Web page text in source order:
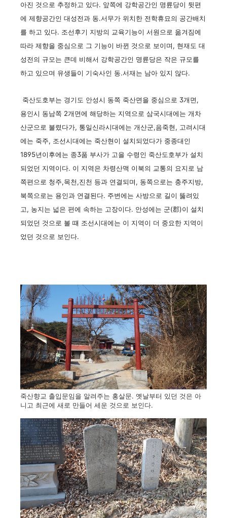
아진 것으로 추정하고 있다. 앞쪽에 강학공간인 명륜당이 뒷편
에 제향공간인 대성전과 동.서무가 위치한 전학휴묘의 공간배치
를 하고 있다. 조선후기 지방의 교육기능이 서원으로 옮겨짐에
따라 제향을 중심으로 그 기능이 바뀐 것으로 보이며, 현재도 대
성전의 규모는 큰데 비해서 강학공간인 명륜당은 작은 규모를
하고 있으며 유생들이 기숙사인 동.서재는 남아 있지 않다.
죽산도호부는 경기도 안성시 동쪽 죽산면을 중심으로 3개면,
용인시 동남쪽 2개면에 해당하는 지역으로 삼국시대에는 개차
산군으로 불렸다가, 통일신라시대에는 개산군,음죽현, 고려시대
에는 죽주, 조선시대에는 죽산현이 설치되었다가 중종대인
1895년이후에는 종3품 부사가 고을 수령인 죽산도호부가 설치
되었던 지역이다. 이 지역은 차령산맥 이북의 교통의 요지로 남
쪽편으로 청주,목천,진천 등과 연결되며, 동쪽으로는 충주지방,
북쪽으로는 용인과 연결된다. 주변에는 사방으로 길이 뚫려있
고, 농지는 넓은 편에 속하는 고장이다. 안성에는 군(郡)이 설치
되었던 것으로 볼 떄 조선시대에는 이 지역이 더 중요한 지역이
었던 것으로 보인다.
죽산향교 출입문임을 알려주는 홍살문. 옛날부터 있던 것은 아
니고 최근에 새로 만들어 세운 것으로 보인다.